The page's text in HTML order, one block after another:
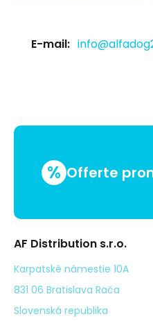
E-mail:
% Offerte
AF Distribution s.r.o.
Karpatské námestie 10A
831 06 Bratislava Rača
Slovenská republika